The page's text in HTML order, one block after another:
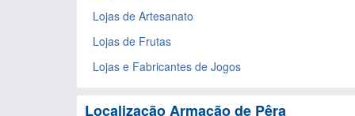
Lojas de Artesanato
Lojas de Frutas
Lojas e Fabricantes de Jogos
Localização Armação de Pêra